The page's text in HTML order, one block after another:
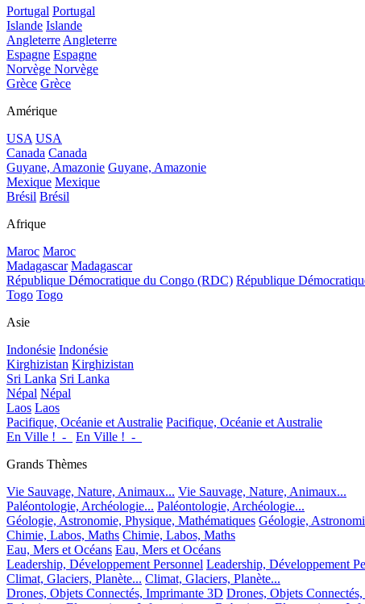
Portugal Portugal
Islande Islande
Angleterre Angleterre
Espagne Espagne
Norvège Norvège
Grèce Grèce
Amérique
USA USA
Canada Canada
Guyane, Amazonie Guyane, Amazonie
Mexique Mexique
Brésil Brésil
Afrique
Maroc Maroc
Madagascar Madagascar
République Démocratique du Congo (RDC) République
Togo Togo
Asie
Indonésie Indonésie
Kirghizistan Kirghizistan
Sri Lanka Sri Lanka
Népal Népal
Laos Laos
Pacifique, Océanie et Australie Pacifique, Océanie et Australie
En Ville !_-_
En Ville !_-_
Grands Thèmes
Vie Sauvage, Nature, Animaux... Vie Sauvage, Nature, Animaux...
Paléontologie, Archéologie... Paléontologie, Archéologie...
Géologie, Astronomie, Physique, Mathématiques Géologie,
Chimie, Labos, Maths Chimie, Labos, Maths
Eau, Mers et Océans Eau, Mers et Océans
Leadership, Développement Personnel Leadership, Développement
Climat, Glaciers, Planète... Climat, Glaciers, Planète...
Drones, Objets Connectés, Imprimante 3D Drones, Objets